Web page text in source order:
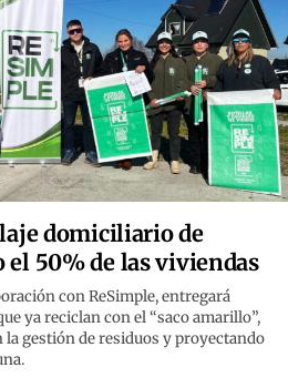
domiciliario de
el 50% de las viviendas
con ReSimple, entregará
ya reciclan con el “saco amarillo”,
la gestión de residuos y proyectando